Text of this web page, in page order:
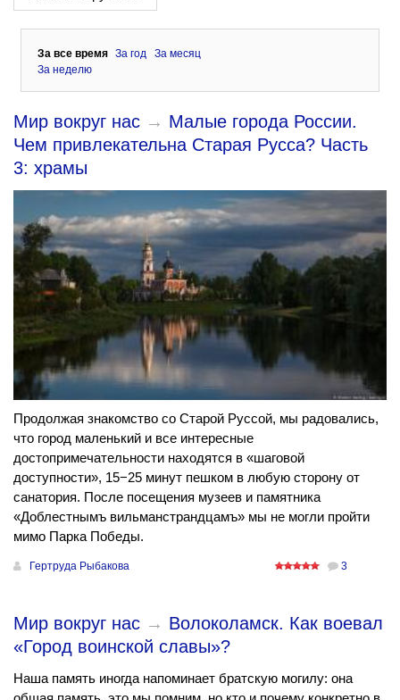
За все время За год
За месяц
За неделю
Мир вокруг нас → Малые города России.
Чем привлекательна Старая Русса? Часть
3: храмы
Продолжая знакомство со Старой Руссой, мы радовались,
что город маленький и все интересные
достопримечательности находятся в «шаговой
доступности», 15−25 минут пешком в любую сторону от
санатория. После посещения музеев и памятника
«Доблестнымъ вильманстрандцамъ» мы не могли пройти
мимо Парка Победы.
Гертруда Рыбакова 3
Мир вокруг нас → Волоколамск. Как воевал
«Город воинской славы»?
Наша память иногда напоминает братскую могилу: она